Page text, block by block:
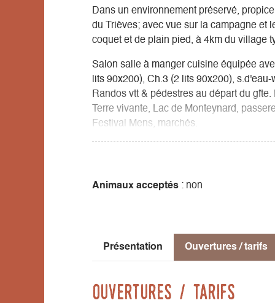
Dans un environnement préservé,
du Trièves; avec vue sur la campagne et
coquet et de plain pied, à 4km du village
Salon salle à manger cuisine équipée
lits 90x200), Ch.3 (2 lits 90x200),
Randos vtt & pédestres au départ du
Terre vivante, Lac de Monteynard,
Festival Mens, marchés.
Animaux acceptés : non
Présentation Ouvertures / tarifs
Ouvertures / tarifs